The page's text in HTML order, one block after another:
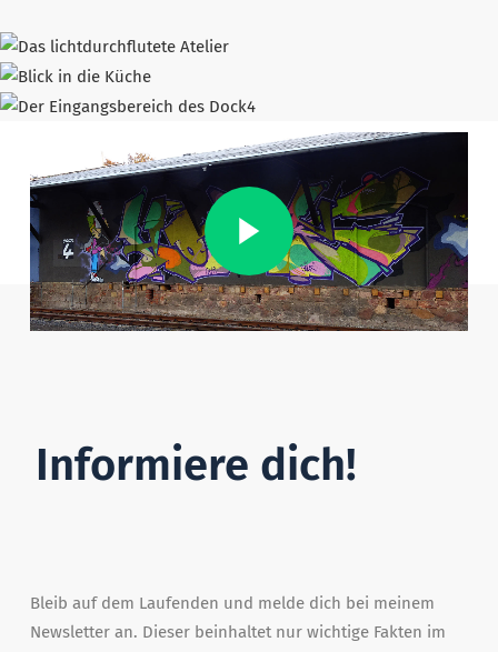
Informiere dich!
Bleib auf dem Laufenden und melde dich bei meinem
Newsletter an. Dieser beinhaltet nur wichtige Fakten im